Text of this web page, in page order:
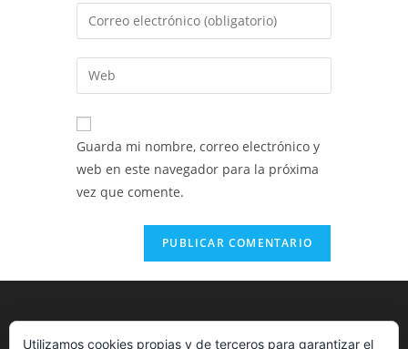
nombre
de
usuario
para
comentar
Introduce
tu
dirección
de
electrónico
para
comentar
Introduce
la
URL
de
(opcional)
Guarda mi nombre, correo electrónico y
web en este navegador para la próxima
vez que comente.
Utilizamos cookies propias y de terceros para garantizar el